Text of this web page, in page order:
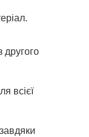
другого
всієї